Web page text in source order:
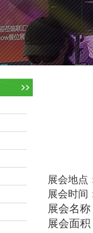
展会地点
展会时间
展会名
展会面积